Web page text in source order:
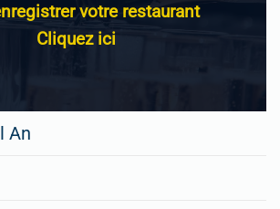
votre restaurant
Cliquez ici
An